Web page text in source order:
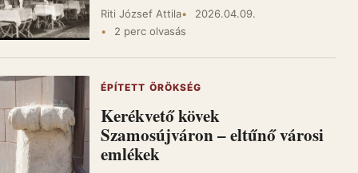
Riti József Attila
2026.04.09.
2 perc olvasás
ÉPÍTETT ÖRÖKSÉG
Kerékvető kövek
Szamosújváron – eltűnő városi
emlékek